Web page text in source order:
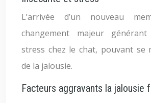
L’arrivée d’un nouveau
changement majeur
stress chez le chat, pouvant se
de la jalousie.
Facteurs aggravants la jalousie